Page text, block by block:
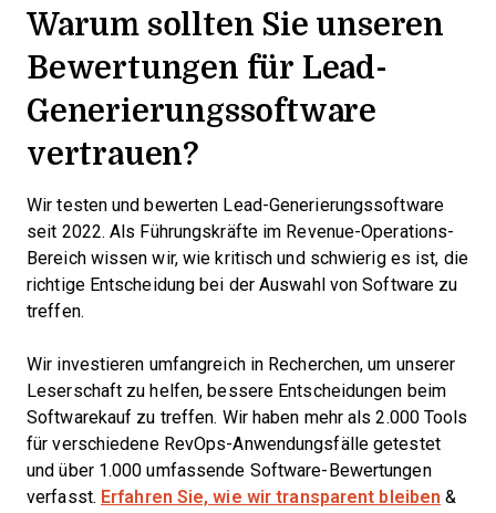
Warum sollten Sie unseren
Bewertungen für Lead-
Generierungssoftware
vertrauen?
Wir testen und bewerten Lead-Generierungssoftware
seit 2022. Als Führungskräfte im Revenue-Operations-
Bereich wissen wir, wie kritisch und schwierig es ist, die
richtige Entscheidung bei der Auswahl von Software zu
treffen.
Wir investieren umfangreich in Recherchen, um unserer
Leserschaft zu helfen, bessere Entscheidungen beim
Softwarekauf zu treffen. Wir haben mehr als 2.000 Tools
für verschiedene RevOps-Anwendungsfälle getestet
und über 1.000 umfassende Software-Bewertungen
verfasst. Erfahren Sie, wie wir transparent bleiben &